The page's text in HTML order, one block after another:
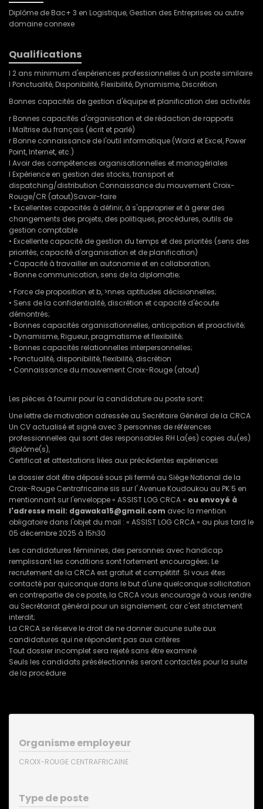
Diplôme de Bac+ 3 en Logistique, Gestion des Entreprises ou autre
domaine connexe
Qualifications
l 2 ans minimum d'expériences professionnelles à un poste similaire
l Ponctualité, Disponibilité, Flexibilité, Dynamisme, Discrétion
Bonnes capacités de gestion d'équipe et planification des activités
r Bonnes capacités d'organisation et de rédaction de rapports
l Maîtrise du français (écrit et parlé)
r Bonne connaissance de l'outil informatique (Ward et Excel, Power
Point, Internet, etc.)
l Avoir des compétences organisationnelles et managériales
l Expérience en gestion des stocks, transport et
dispatching/distribution Connaissance du mouvement Croix-
Rouge/CR (atout)Savoir-faire
• Excellentes capacités à définir, à s'approprier et à gerer des
changements des projets, des politiques, procédures, outils de
gestion comptable
• Excellente capacité de gestion du temps et des priorités (sens des
priorités, capacité d'organisation et de planification)
• Capacité à travailler en autonomie et en collaboration;
• Bonne communication, sens de la diplomatie;
• Force de proposition et b,:>nnes aptitudes décisionnelles;
• Sens de la confidentialité, discrétion et capacité d'écoute
démontrés;
• Bonnes capacités organisationnelles, anticipation et proactivité;
• Dynamisme, Rigueur, pragmatisme et flexibilité;
• Bonnes capacités relationnelles interpersonnelles;
• Ponctualité, disponibilité, flexibilité, discrétion
• Connaissance du mouvement Croix-Rouge (atout)
Les pièces à fournir pour la candidature au poste sont:
Une lettre de motivation adressée au Secrétaire Général de la CRCA
Un CV actualisé et signé avec 3 personnes de références
professionnelles qui sont des responsables RH La(es) copies du(es)
diplôme(s),
Certificat et attestations liées aux précédentes expériences
Le dossier doit être déposé sous pli fermé au Siège National de la
Croix-Rouge Centrafricaine sis sur I' Avenue Koudoukou au PK 5 en
mentionnant sur l'enveloppe « ASSIST LOG CRCA » ou envoyé à
l'adresse mail: dgawaka15@gmail.com avec la mention
obligatoire dans l'objet du mail : « ASSIST LOG CRCA » au plus tard le
05 décembre 2025 à 15h30
Les candidatures féminines, des personnes avec handicap
remplissant les conditions sont fortement encouragées; Le
recrutement de la CRCA est gratuit et compétitif. Si vous êtes
contacté par quiconque dans le but d'une quelconque sollicitation
en contrepartie de ce poste, la CRCA vous encourage à vous rendre
au Secrétariat général pour un signalement; car c'est strictement
interdit;
La CRCA se réserve le droit de ne donner aucune suite aux
candidatures qui ne répondent pas aux critères
Tout dossier incomplet sera rejeté sans être examiné
Seuls les candidats présélectionnés seront contactés pour la suite
de la procédure
Organisme employeur
CROIX-ROUGE CENTRAFRICAINE
Type de poste